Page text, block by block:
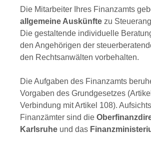
Die Mitarbeiter Ihres Finanzamts
allgemeine Auskünfte zu
Die gestaltende individuelle
den Angehörigen der
den Rechtsanwälten vorbehalten.
Die Aufgaben des Finanzamts
Vorgaben des Grundgesetzes
Verbindung mit Artikel 108).
Finanzämter sind die
Karlsruhe und das